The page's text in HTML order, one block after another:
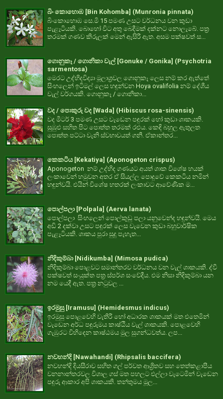
බිං කොහොඹ [Bin Kohomba] (Munronia pinnata)
බිංකොහොඹ සෙ.මි 15 පමණ උසට වර්ධනය වන කුඩා
පැළෑටියකි. බොහෝ විට අතු බෙදීමක් දක්නට නොලැබේ. පත්‍ර
තරමක් ගණව කිරුලක් මෙන් ඇසිරී ඇත. අසම පක්ෂවත් ස...
ගොනුකෑ / ගොනිකා වැල් [Gonuke / Gonika] (Psychotria
sarmentosa)
මෙරට උද්භිදවිද්‍යා මූලාශ්‍රවල ගොනුකෑ ලෙස නම් කර ඇත්තේ
සිංහලෙන් ඉටිමල් ලෙස හඳුන්වන Hoya ovalifolia නම් දේශීය
වැල් වර්ගයකි. ගොනුකෑ / ගොනිකා...
වද / පොකුරු වද [Wada] (Hibiscus rosa-sinensis)
වද මීටර් 3 පමණ උසට වැඩෙන පඳුරක් හෝ කුඩා ශාකයකි.
සුඹුළු සහිත පිට පොත්ත තරමක් රළුය. කෙඳි බහුල ඇතුලත
පොත්ත පට්ටා වැනි ස්වභාවයත් ගනී. ඒකාන්තර...
කෙකටිය [Kekatiya] (Aponogeton crispus)
Aponogeton නම් උද්භිද ගණයට අයත් ශාක විශේෂ හයක්
ලංකාවෙන් හමුවන අතර ඒ සියල්ල පොදුවේ කෙකටිය නමින්
හඳුන්වයි. එයින් විශේෂ හතරක් ලංකාවට ආවේණික ම...
පොල්පලා [Polpala] (Aerva lanata)
පොල්පලා සිංහලෙන් පොල්කුඩු පලා යනුවෙන්ද හඳුන්වයි. මෙය
අඩි 2 දක්වා උසට පඳුරක් ලෙස වැවෙන කුඩා බහුවාර්ෂික
පැළෑටියකි. ශාකය පුරා සුදු පැහැත...
නිදිකුම්බා [Nidikumba] (Mimosa pudica)
නිදිකුම්බා පොළවට සමාන්තරව වර්ධනය වන වැල් ශාකයකි. ද්වී
පක්ෂවත් සංයුක්ත පත්‍ර ස්පර්ශ සංවේදීය. එම නිසා නිදිකුම්බා යන
නම යෙදී ඇත. පත්‍ර නටුවල ...
ඉරමුසු [Iramusu] (Hemidesmus indicus)
ඉරමුසු පොළවෙහි වැතිරී හෝ අධාරක ශාකයක් මත එතෙමින්
වැඩෙන අර්ධ පඳුරුමය කාෂ්ඨීය වැල් ශාකයකි. පොළවෙහි
ගැඹුරට විහිදෙන කාෂ්ඨමය මුල සුගන්ධවත්ය. ලප...
නවහන්දි [Nawahandi] (Rhipsalis baccifera)
නවහන්දි දියසීරාව සහිත ගල් පර්වත ආශ්‍රිතව සහ තෙත්කළාපීය
වනනාන්තරවල විශාල ගස් මත පහලට එල්ලා වැටෙමින් වැඩෙන
පඳුරු ආකාර අපි ශාකයකි. තන්තුමය මූල...